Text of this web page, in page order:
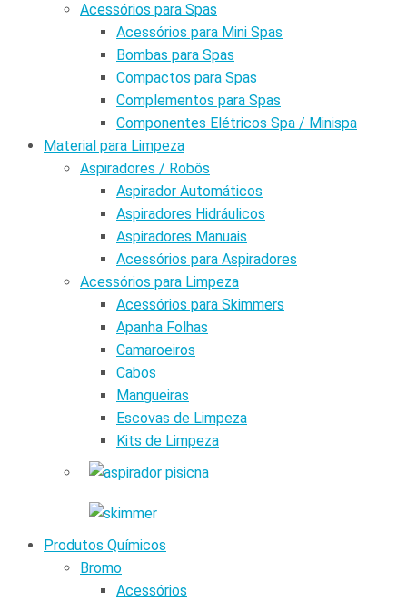
Acessórios para Spas
Acessórios para Mini Spas
Bombas para Spas
Compactos para Spas
Complementos para Spas
Componentes Elétricos Spa / Minispa
Material para Limpeza
Aspiradores / Robôs
Aspirador Automáticos
Aspiradores Hidráulicos
Aspiradores Manuais
Acessórios para Aspiradores
Acessórios para Limpeza
Acessórios para Skimmers
Apanha Folhas
Camaroeiros
Cabos
Mangueiras
Escovas de Limpeza
Kits de Limpeza
Produtos Químicos
Bromo
Acessórios